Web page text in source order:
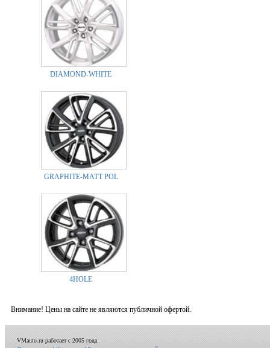
DIAMOND-WHITE
GRAPHITE-MATT POL
4HOLE
Внимание! Цены на сайте не являются публичной офертой.
VMauto.ru работает с 2005 года.